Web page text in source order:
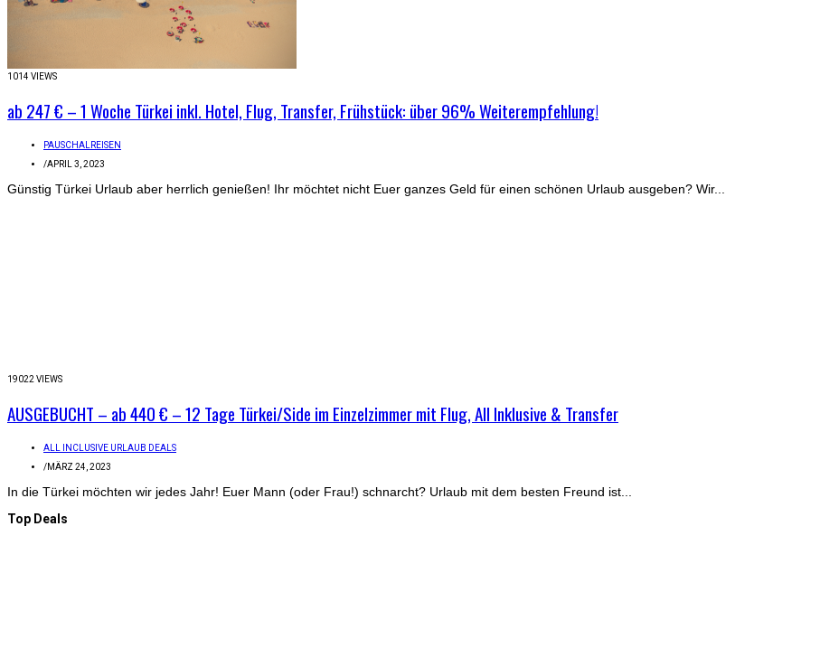
1014 VIEWS
ab 247 € – 1 Woche Türkei inkl. Hotel, Flug, Transfer, Frühstück: über 96% Weiterempfehlung!
PAUSCHALREISEN
/APRIL 3, 2023
Günstig Türkei Urlaub aber herrlich genießen! Ihr möchtet nicht Euer ganzes Geld für einen schönen Urlaub ausgeben? Wir...
19022 VIEWS
AUSGEBUCHT – ab 440 € – 12 Tage Türkei/Side im Einzelzimmer mit Flug, All Inklusive & Transfer
ALL INCLUSIVE URLAUB DEALS
/MÄRZ 24, 2023
In die Türkei möchten wir jedes Jahr! Euer Mann (oder Frau!) schnarcht? Urlaub mit dem besten Freund ist...
Top Deals